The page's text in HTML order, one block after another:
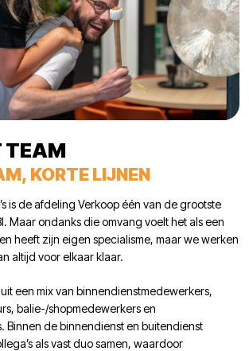
TEAM
KORTE LIJNEN
is de afdeling Verkoop één van de grootste
Maar ondanks die omvang voelt het als een
heeft zijn eigen specialisme, maar we werken
altijd voor elkaar klaar.
een mix van binnendienstmedewerkers,
balie-/shopmedewerkers en
Binnen de binnendienst en buitendienst
als vast duo samen, waardoor